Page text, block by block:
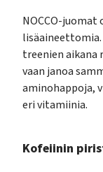
NOCCO-
treenien aikana
vaan janoa
aminohappoja,
eri vitamiinia.
Kofeiinin